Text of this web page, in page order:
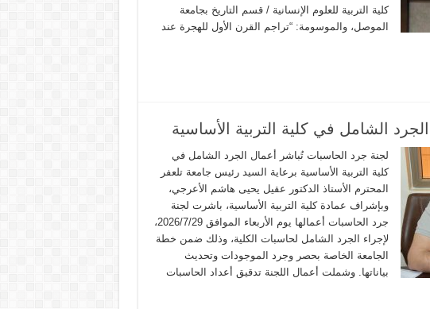
كلية التربية للعلوم الإنسانية / قسم التاريخ بجامعة
الموصل، والموسومة: “تراجم القرن الأول للهجرة عند
الشامل في كلية التربية الأساسية
لجنة جرد الحاسبات تُباشر أعمال الجرد الشامل في
كلية التربية الأساسية برعاية السيد رئيس جامعة تلعفر
المحترم الأستاذ الدكتور عقيل يحيى هاشم الأعرجي،
وبإشراف عمادة كلية التربية الأساسية، باشرت لجنة
جرد الحاسبات أعمالها يوم الأربعاء الموافق 2026/7/29،
لإجراء الجرد الشامل لحاسبات الكلية، وذلك ضمن خطة
الجامعة الخاصة بحصر وجرد الموجودات وتحديث
بياناتها. وشملت أعمال اللجنة تدقيق أعداد الحاسبات